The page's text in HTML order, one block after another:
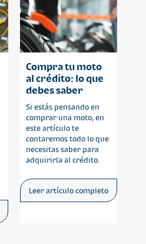
Compra tu moto
al crédito: lo que
debes saber
Si estás pensando en
comprar una moto, en
este artículo te
contaremos todo lo que
necesitas saber para
adquirirla al crédito.
Leer artículo completo